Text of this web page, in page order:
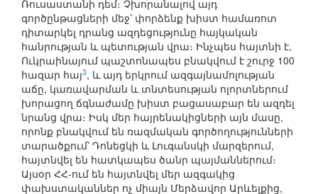
Ռուսաստանի դեմ։ Չխորանալով այդ
գործընթացների մեջ՝ փորձենք խիստ համառոտ
դիտարկել դրանց ազդեցությունը հայկական
հանրության և պետության վրա։ Ինչպես հայտնի է,
Ուկրաինայում պաշտոնապես բնակվում է շուրջ 100
հազար հայ3, և այդ երկրում ազգայնամոլության
աճը, կառավարման և տնտեսության ոլորտներում
խորացող ճգնաժամը խիստ բացասաբար են ազդել
նրանց վրա։ Իսկ մեր հայրենակիցների այն մասը,
որոնք բնակվում են ռազմական գործողությունների
տարածքում՝ Դոնեցկի և Լուգանսկի մարզերում,
հայտնվել են հատկապես ծանր պայմաններում։
Այսօր ՀՀ-ում են հայտնվել մեր ազգակից
փախստականներ ոչ միայն Մերձավոր Արևելքից,